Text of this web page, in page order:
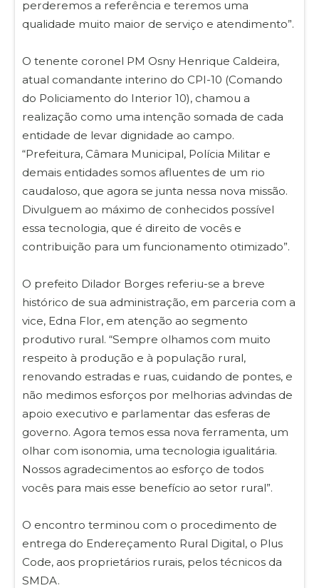
perderemos a referência e teremos uma
qualidade muito maior de serviço e atendimento”.
O tenente coronel PM Osny Henrique Caldeira,
atual comandante interino do CPI-10 (Comando
do Policiamento do Interior 10), chamou a
realização como uma intenção somada de cada
entidade de levar dignidade ao campo.
“Prefeitura, Câmara Municipal, Polícia Militar e
demais entidades somos afluentes de um rio
caudaloso, que agora se junta nessa nova missão.
Divulguem ao máximo de conhecidos possível
essa tecnologia, que é direito de vocês e
contribuição para um funcionamento otimizado”.
O prefeito Dilador Borges referiu-se a breve
histórico de sua administração, em parceria com a
vice, Edna Flor, em atenção ao segmento
produtivo rural. “Sempre olhamos com muito
respeito à produção e à população rural,
renovando estradas e ruas, cuidando de pontes, e
não medimos esforços por melhorias advindas de
apoio executivo e parlamentar das esferas de
governo. Agora temos essa nova ferramenta, um
olhar com isonomia, uma tecnologia igualitária.
Nossos agradecimentos ao esforço de todos
vocês para mais esse benefício ao setor rural”.
O encontro terminou com o procedimento de
entrega do Endereçamento Rural Digital, o Plus
Code, aos proprietários rurais, pelos técnicos da
SMDA.